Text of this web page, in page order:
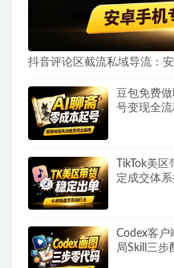
抖音评论区截流私域导流：
豆包免费
号变现全流
TikTok美
定成交体
Codex客户
局Skill三步